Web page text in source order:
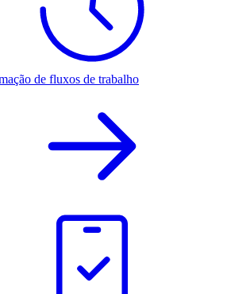
de fluxos de trabalho